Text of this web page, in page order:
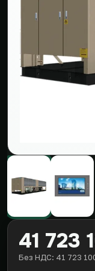
41 723
Без НДС: 41 723